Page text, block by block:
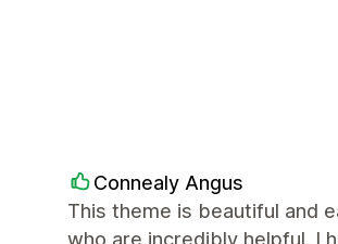
Connealy Angus
This theme is beautiful and
who are incredibly helpful. I